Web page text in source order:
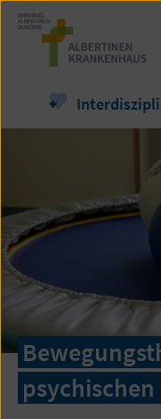
Zum
Seiteninhalt
springen